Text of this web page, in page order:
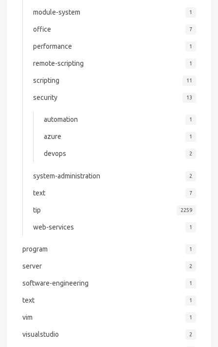
module-system 1
office 7
performance 1
remote-scripting 1
scripting 11
security 13
automation 1
azure 1
devops 2
system-administration 2
text 7
tip 2259
web-services 1
program 1
server 2
software-engineering 1
text 1
vim 1
visualstudio 2